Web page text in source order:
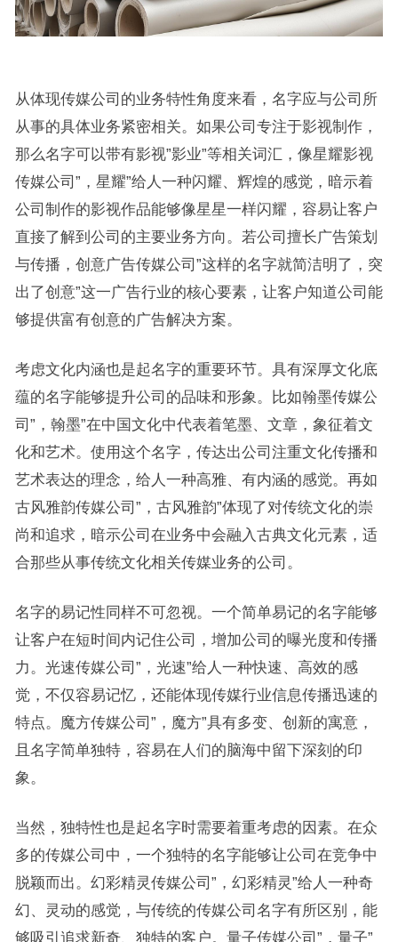
从体现传媒公司的业务特性角度来看，名字应与公司所
从事的具体业务紧密相关。如果公司专注于影视制作，
那么名字可以带有影视”影业”等相关词汇，像星耀影视
传媒公司”，星耀”给人一种闪耀、辉煌的感觉，暗示着
公司制作的影视作品能够像星星一样闪耀，容易让客户
直接了解到公司的主要业务方向。若公司擅长广告策划
与传播，创意广告传媒公司”这样的名字就简洁明了，突
出了创意”这一广告行业的核心要素，让客户知道公司能
够提供富有创意的广告解决方案。
考虑文化内涵也是起名字的重要环节。具有深厚文化底
蕴的名字能够提升公司的品味和形象。比如翰墨传媒公
司”，翰墨”在中国文化中代表着笔墨、文章，象征着文
化和艺术。使用这个名字，传达出公司注重文化传播和
艺术表达的理念，给人一种高雅、有内涵的感觉。再如
古风雅韵传媒公司”，古风雅韵”体现了对传统文化的崇
尚和追求，暗示公司在业务中会融入古典文化元素，适
合那些从事传统文化相关传媒业务的公司。
名字的易记性同样不可忽视。一个简单易记的名字能够
让客户在短时间内记住公司，增加公司的曝光度和传播
力。光速传媒公司”，光速”给人一种快速、高效的感
觉，不仅容易记忆，还能体现传媒行业信息传播迅速的
特点。魔方传媒公司”，魔方”具有多变、创新的寓意，
且名字简单独特，容易在人们的脑海中留下深刻的印
象。
当然，独特性也是起名字时需要着重考虑的因素。在众
多的传媒公司中，一个独特的名字能够让公司在竞争中
脱颖而出。幻彩精灵传媒公司”，幻彩精灵”给人一种奇
幻、灵动的感觉，与传统的传媒公司名字有所区别，能
够吸引追求新奇、独特的客户。量子传媒公司”，量子”